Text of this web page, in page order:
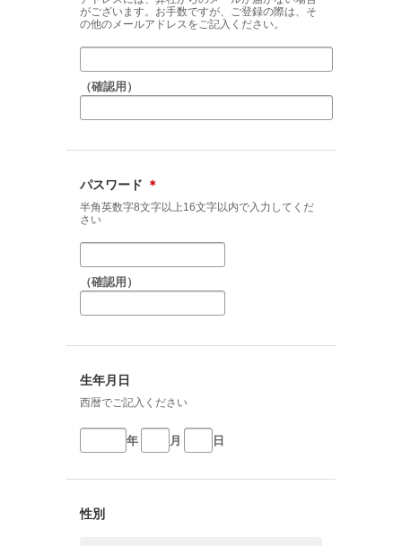
がございます。お手数ですが、ご登録の際は、そ
の他のメールアドレスをご記入ください。
（確認用）
パスワード ＊
半角英数字8文字以上16文字以内で入力してくだ
さい
（確認用）
生年月日
西暦でご記入ください
年 月 日
性別